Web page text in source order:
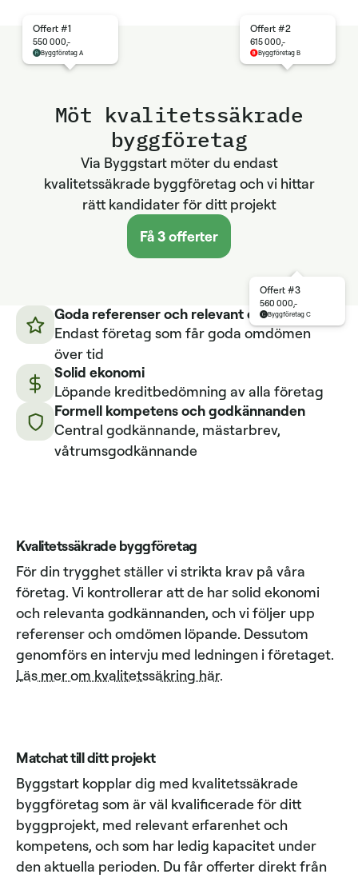
Möt kvalitetssäkrade
byggföretag
Via Byggstart möter du endast
kvalitetssäkrade byggföretag och vi hittar
rätt kandidater för ditt projekt
Få 3 offerter
Offert #1
550 000,-
Byggföretag A
Offert #3
560 000,-
Byggföretag C
Offert #2
615 000,-
Byggföretag B
Goda referenser och relevant erfarenhet
Endast företag som får goda omdömen
över tid
Solid ekonomi
Löpande kreditbedömning av alla företag
Formell kompetens och godkännanden
Central godkännande, mästarbrev,
våtrumsgodkännande
Kvalitetssäkrade byggföretag
För din trygghet ställer vi strikta krav på våra
företag. Vi kontrollerar att de har solid ekonomi
och relevanta godkännanden, och vi följer upp
referenser och omdömen löpande. Dessutom
genomförs en intervju med ledningen i företaget.
Läs mer om kvalitetssäkring här.
Matchat till ditt projekt
Byggstart kopplar dig med kvalitetssäkrade
byggföretag som är väl kvalificerade för ditt
byggprojekt, med relevant erfarenhet och
kompetens, och som har ledig kapacitet under
den aktuella perioden. Du får offerter direkt från